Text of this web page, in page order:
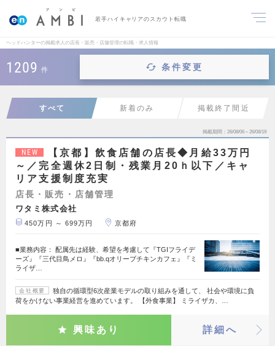
若手ハイキャリアのスカウト転職
ヘッドハンターの掲載求人の店長・販売・店舗管理の転職・求人情報
1209 件 条件変更
すべて 新着のみ 掲載終了間近
掲載期間 26/08/06～26/08/19
NEW
【京都】飲食店舗の店長◆月給33万円
～／完全週休2日制・残業月20ｈ以下／キャ
リア支援制度充実
店長・販売・店舗管理
ワタミ株式会社
450万円 ～ 699万円 京都府
■業務内容： 配属先は経験、希望を考慮して『TGIフライデ
ーズ』『三代目鳥メロ』『bb.qオリーブチキンカフェ』『ミ
ライザ…
会社概要
独自の循環型6次産業モデルの取り組みを通して、 社会や環境に負
荷をかけない事業経営を進めています。 【外食事業】 ミライザカ、…
興味あり 詳細へ